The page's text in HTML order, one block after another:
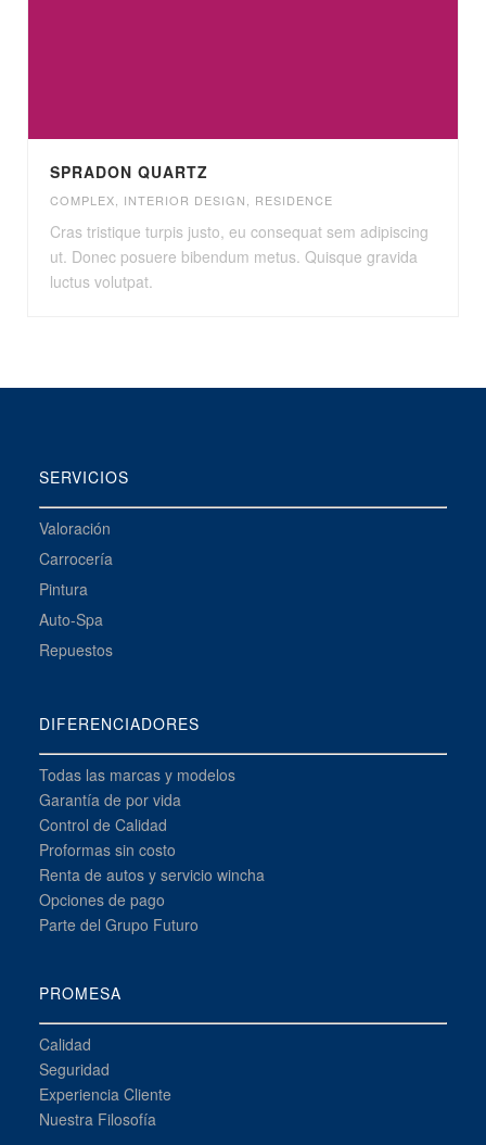
SPRADON QUARTZ
COMPLEX, INTERIOR DESIGN, RESIDENCE
Cras tristique turpis justo, eu consequat sem adipiscing
ut. Donec posuere bibendum metus. Quisque gravida
luctus volutpat.
SERVICIOS
Valoración
Carrocería
Pintura
Auto-Spa
Repuestos
DIFERENCIADORES
Todas las marcas y modelos
Garantía de por vida
Control de Calidad
Proformas sin costo
Renta de autos y servicio wincha
Opciones de pago
Parte del Grupo Futuro
PROMESA
Calidad
Seguridad
Experiencia Cliente
Nuestra Filosofía